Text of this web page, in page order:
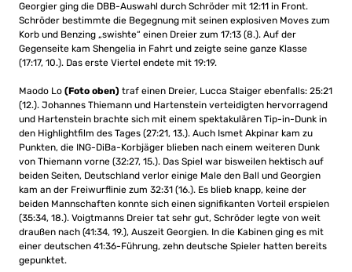
Georgier ging die DBB-Auswahl durch Schröder mit 12:11 in Front.
Schröder bestimmte die Begegnung mit seinen explosiven Moves zum
Korb und Benzing „swishte“ einen Dreier zum 17:13 (8.). Auf der
Gegenseite kam Shengelia in Fahrt und zeigte seine ganze Klasse
(17:17, 10.). Das erste Viertel endete mit 19:19.
Maodo Lo (Foto oben) traf einen Dreier, Lucca Staiger ebenfalls: 25:21
(12.). Johannes Thiemann und Hartenstein verteidigten hervorragend
und Hartenstein brachte sich mit einem spektakulären Tip-in-Dunk in
den Highlightfilm des Tages (27:21, 13.). Auch Ismet Akpinar kam zu
Punkten, die ING-DiBa-Korbjäger blieben nach einem weiteren Dunk
von Thiemann vorne (32:27, 15.). Das Spiel war bisweilen hektisch auf
beiden Seiten, Deutschland verlor einige Male den Ball und Georgien
kam an der Freiwurflinie zum 32:31 (16.). Es blieb knapp, keine der
beiden Mannschaften konnte sich einen signifikanten Vorteil erspielen
(35:34, 18.). Voigtmanns Dreier tat sehr gut, Schröder legte von weit
draußen nach (41:34, 19.), Auszeit Georgien. In die Kabinen ging es mit
einer deutschen 41:36-Führung, zehn deutsche Spieler hatten bereits
gepunktet.